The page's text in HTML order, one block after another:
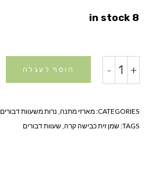
8 in stock
להכנת
quantity
- + הוסף לעגלה
CATEGORIES: מארזי מתנה, נרות משעוות דבורים
TAGS: שמן זית כבישה קרה,שעוות דבורים